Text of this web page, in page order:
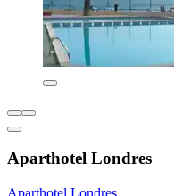
Aparthotel Londres
Aparthotel Londres